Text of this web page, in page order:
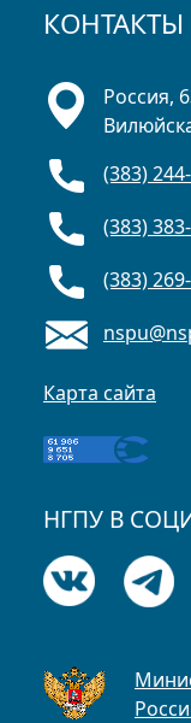
КОНТАКТЫ
Россия,
(383)
(383)
(383)
Карта сайта
НГПУ В